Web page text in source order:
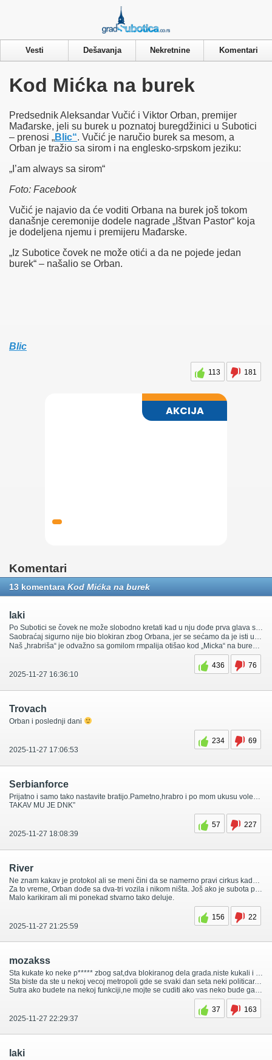
Vesti Dešavanja Nekretnine Komentari
Kod Mićka na burek
Predsednik Aleksandar Vučić i Viktor Orban, premijer
Mađarske, jeli su burek u poznatoj buregdžinici u Subotici
– prenosi „Blic“. Vučić je naručio burek sa mesom, a
Orban je tražio sa sirom i na englesko-srpskom jeziku:
„I’am always sa sirom“
Foto: Facebook
Vučić je najavio da će voditi Orbana na burek još tokom
današnje ceremonije dodele nagrade „Ištvan Pastor“ koja
je dodeljena njemu i premijeru Mađarske.
„Iz Subotice čovek ne može otići a da ne pojede jedan
burek“ – našalio se Orban.
Blic
113 181
Komentari
13 komentara Kod Mićka na burek
laki
Saobraćaj sigurno nije bio blokiran zbog Orbana, jer se sećamo da je isti u skorije vreme dolazio u posetu Subotici bez ikakvog obezbeđenja.
Naš „hrabriša“ je odvažno sa gomilom rmpalija otišao kod „Micka“ na burek, baš kao što je svojevremeno otišao u NS, ali zabranio Novosađanima da se po svojem gradu kreću slobodno dok ga veliki ON ne napusti.
436
76
2025-11-27 16:36:10
Trovach
Orban i poslednji dani
234
69
2025-11-27 17:06:53
Serbianforce
Prijatno i samo tako nastavite bratijo.Pametno,hrabro i po mom ukusu voleo bih da ste još malo čvršči. Predsedniku nam se zbog njihovih raznih izdaja,laži,nemoralnih radnji i prevara zaljuljala stolica pre godinu dana ali je neprijatelj(moralni otpad) brzo provaljen i neutralisan. Do’duše,nije mu bilo nešto ni preteško rasturiti “obojenu revoluciju” na najsitnije komade,jer su retardi svakodnevno sa svojim budalaštinama i glupim idejama skakali sami sebi u stomak. Nelojalna bagra je ugasila onog momenta kad je javnost saznala za izdajničke radnje Mile Pajić i njenih gazdi Dinka i onog Piculića,odnosno paljenjem Biblije,vredjanjem Patrijarha i Pravoslavlja. Ej i na sve to još janičari trčali po instrukcije i gov.ive evre u Hrv. Pa gde će vam duša jbt? Sramota totalna.Tu ste upali u septičku jametinu iz koje više nikad izaći nećete. Onu D.Hrku ne bih ni spominjao,jer je šljam sam o sebi sve rekao. Zna se kako se žale svoji najmiliji,onako sigurno NE. I na kraju,konačno već naučite i zapamtite da “SRBIN NE SKAČE,
TAKAV MU JE DNK”
57
227
2025-11-27 18:08:39
River
Ne znam kakav je protokol ali se meni čini da se namerno pravi cirkus kada se Vučić nalazi u gradu, sa sve blindiranim automobilima, zatvorenim ulicama, blokiranim prilazima i bar nekoliko ćacija i „pristalica“ pokupljenim iz „Čistoće“, „Naše Radosti“ i Gradske kuće.
Za to vreme, Orban dođe sa dva-tri vozila i nikom ništa. Još ako je subota prepodne, skokne na Mlečnu pijacu da kupi nešto usput a ljudi ga ili ne primete ili jednostavno ne reaguju – doš’o čovik na pecu.
Malo karikiram ali mi ponekad stvarno tako deluje.
156
22
2025-11-27 21:25:59
mozakss
Sta kukate ko neke p***** zbog sat,dva blokiranog dela grada.niste kukali i nekukate sto nas lopovi,i lazovi blokirjau vec mesecima trazeci slobodu za svoje partijske lopove i kriminalce.
Sta biste da ste u nekoj vecoj metropoli gde se svaki dan seta neki politicar,drzavnik,strani koji dolazi u posetu drugoj drzavi..
Sutra ako budete na nekoj funkciji,ne mojte se cuditi ako vas neko bude gadjao jajima..jer jw to demokratski,jer ste nekome zgadili.
37
163
2025-11-27 22:29:37
laki
Privacy & Cookies Policy
Naslovna
Vesti
Dešavanja
Nekretnine